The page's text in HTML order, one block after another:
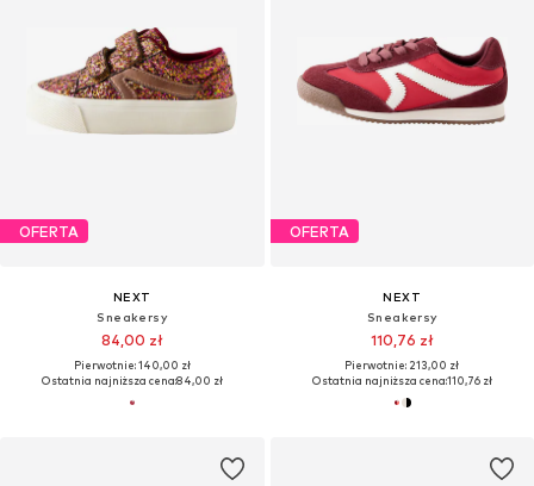
OFERTA
NEXT
Sneakersy
84,00 zł
Pierwotnie: 140,00 zł
Ostatnia najniższa cena:84,00 zł
OFERTA
NEXT
Sneakersy
110,76 zł
Pierwotnie: 213,00 zł
Ostatnia najniższa cena:110,76 zł